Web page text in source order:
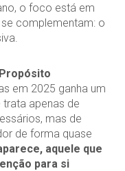
o foco está em
complementam: o
em 2025 ganha um
apenas de
mas de
de forma quase
aquele que
para si